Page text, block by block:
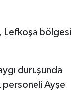
Lefkoşa bölgesi
duruşunda
personeli Ayşe